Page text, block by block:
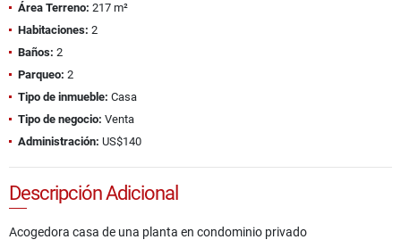
Área Terreno: 217 m²
Habitaciones: 2
Baños: 2
Parqueo: 2
Tipo de inmueble: Casa
Tipo de negocio: Venta
Administración: US$140
Descripción Adicional
Acogedora casa de una planta en condominio privado